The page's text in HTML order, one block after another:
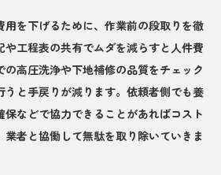
用を下げるために、作業前の段取りを徹
工程表の共有でムダを減らすと人件費
の高圧洗浄や下地補修の品質をチェック
うと手戻りが減ります。依頼者側でも養
などで協力できることがあればコスト
業者と協働して無駄を取り除いていきま